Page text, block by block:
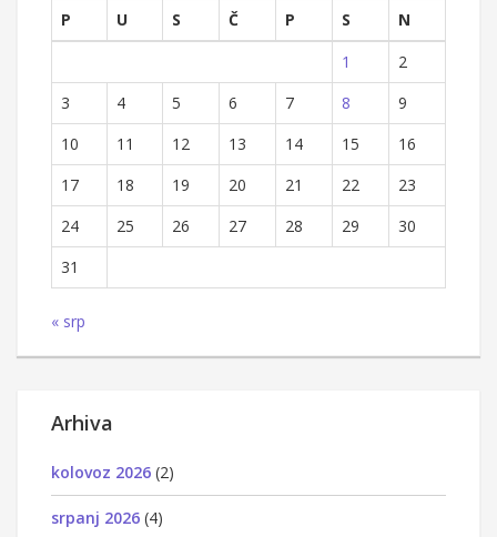
P
U S Č P S
N
1
2
3
4 5 6 7 8
9
10
11 12 13 14 15
16
17
18 19 20 21 22
23
24
25 26 27 28 29
30
31
« srp
Arhiva
kolovoz 2026 (2)
srpanj 2026 (4)